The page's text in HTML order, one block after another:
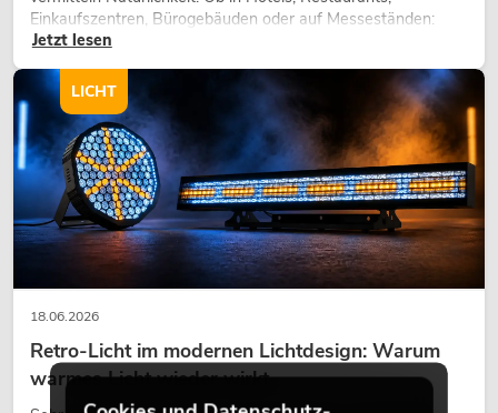
Einkaufszentren, Bürogebäuden oder auf Messeständen:
eine hochwertige Begrünung gehört heute längst zum
Jetzt lesen
18.06.2026
Retro-Licht im modernen Lichtdesign: Warum
warmes Licht wieder wirkt
LICHT